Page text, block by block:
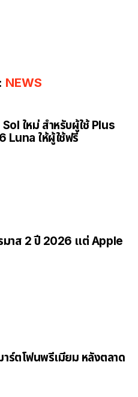
NEWS
ใหม่ สำหรับผู้ใช้ Plus
Luna ให้ผู้ใช้ฟรี
มาส 2 ปี 2026 แต่ Apple
ร์ตโฟนพรีเมียม หลังตลาด